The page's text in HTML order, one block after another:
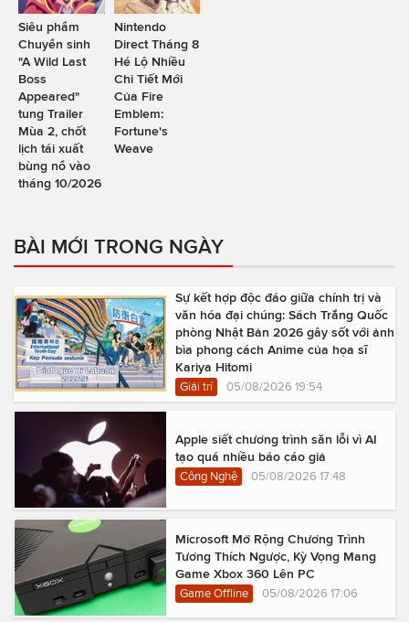
Siêu phẩm
Chuyển sinh
"A Wild Last
Boss
Appeared"
tung Trailer
Mùa 2, chốt
lịch tái xuất
bùng nổ vào
tháng 10/2026
Nintendo
Direct Tháng 8
Hé Lộ Nhiều
Chi Tiết Mới
Của Fire
Emblem:
Fortune's
Weave
BÀI MỚI TRONG NGÀY
Sự kết hợp độc đáo giữa chính trị và
văn hóa đại chúng: Sách Trắng Quốc
phòng Nhật Bản 2026 gây sốt với ảnh
bìa phong cách Anime của họa sĩ
Kariya Hitomi
Giải trí 05/08/2026 19:54
Apple siết chương trình săn lỗi vì AI
tạo quá nhiều báo cáo giả
Công Nghệ 05/08/2026 17:48
Microsoft Mở Rộng Chương Trình
Tương Thích Ngược, Kỳ Vọng Mang
Game Xbox 360 Lên PC
Game Offline 05/08/2026 17:06